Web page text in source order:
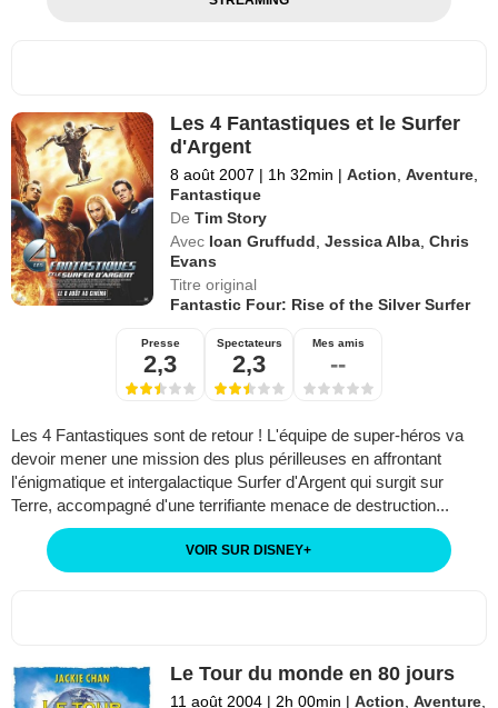
Les 4 Fantastiques et le Surfer
d'Argent
8 août 2007 | 1h 32min | Action ,Aventure
Fantastique
De Tim Story
Avec Ioan Gruffudd ,Jessica Alba ,Chris
Evans
Titre original
Fantastic Four: Rise of the Silver Surfer
Presse
2,3
Spectateurs
2,3
Mes amis
--
Les 4 Fantastiques sont de retour ! L'équipe de super-héros va
devoir mener une mission des plus périlleuses en affrontant
l'énigmatique et intergalactique Surfer d'Argent qui surgit sur
Terre, accompagné d'une terrifiante menace de destruction...
VOIR SUR DISNEY+
Le Tour du monde en 80 jours
11 août 2004 | 2h 00min | Action ,Aventure